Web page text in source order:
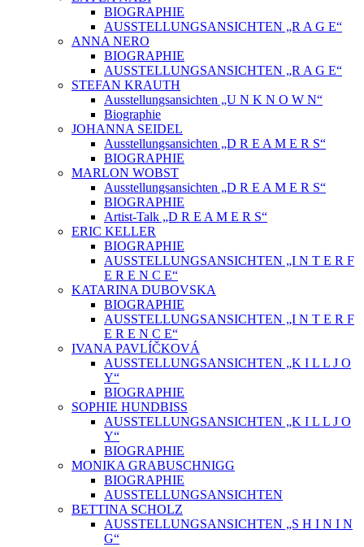
BIOGRAPHIE
AUSSTELLUNGSANSICHTEN „R A G E“
ANNA NERO
BIOGRAPHIE
AUSSTELLUNGSANSICHTEN „R A G E“
STEFAN KRAUTH
Ausstellungsansichten „U N K N O W N“
Biographie
JOHANNA SEIDEL
Ausstellungsansichten „D R E A M E R S“
BIOGRAPHIE
MARLON WOBST
Ausstellungsansichten „D R E A M E R S“
BIOGRAPHIE
Artist-Talk „D R E A M E R S“
ERIC KELLER
BIOGRAPHIE
AUSSTELLUNGSANSICHTEN „I N T E R F
E R E N C E“
KATARINA DUBOVSKA
BIOGRAPHIE
AUSSTELLUNGSANSICHTEN „I N T E R F
E R E N C E“
IVANA PAVLÍČKOVÁ
AUSSTELLUNGSANSICHTEN „K I L L J O
Y“
BIOGRAPHIE
SOPHIE HUNDBISS
AUSSTELLUNGSANSICHTEN „K I L L J O
Y“
BIOGRAPHIE
MONIKA GRABUSCHNIGG
BIOGRAPHIE
AUSSTELLUNGSANSICHTEN
BETTINA SCHOLZ
AUSSTELLUNGSANSICHTEN „S H I N I N
G“